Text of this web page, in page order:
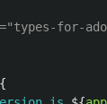
for-
{